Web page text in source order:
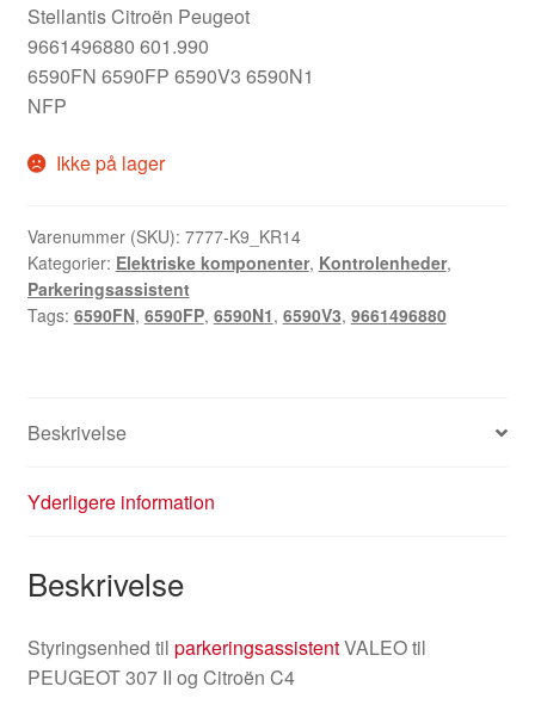
Stellantis Citroën Peugeot
9661496880 601.990
6590FN 6590FP 6590V3 6590N1
NFP
Ikke på lager
Varenummer (SKU): 7777-K9_KR14
Kategorier: Elektriske komponenter, Kontrolenheder,
Parkeringsassistent
Tags: 6590FN, 6590FP, 6590N1, 6590V3, 9661496880
Beskrivelse
Yderligere information
Beskrivelse
Styringsenhed til parkeringsassistentVALEO til
PEUGEOT 307 II og Citroën C4